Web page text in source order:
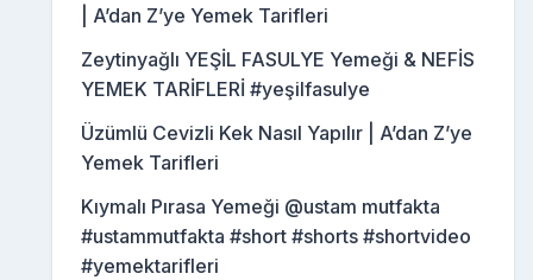
| A’dan Z’ye Yemek Tarifleri
Zeytinyağlı YEŞİL FASULYE Yemeği & NEFİS
YEMEK TARİFLERİ #yeşilfasulye
Üzümlü Cevizli Kek Nasıl Yapılır | A’dan Z’ye
Yemek Tarifleri
Kıymalı Pırasa Yemeği @ustam mutfakta
#ustammutfakta #short #shorts #shortvideo
#yemektarifleri